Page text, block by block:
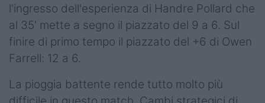
l'ingresso dell'esperienza di Handre Pollard che
al 35' mette a segno il piazzato del 9 a 6. Sul
finire di primo tempo il piazzato del +6 di Owen
Farrell: 12 a 6.
La pioggia battente rende tutto molto più